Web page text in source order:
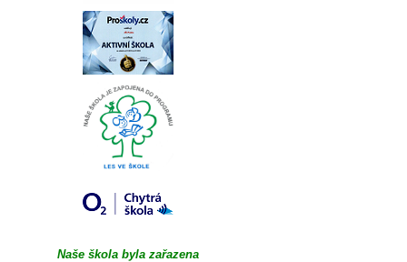
Naše škola byla zařazena